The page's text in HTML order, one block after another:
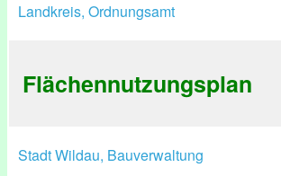
Landkreis, Ordnungsamt
Flächennutzungsplan
Stadt Wildau, Bauverwaltung